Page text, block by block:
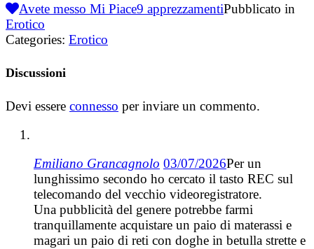
Avete messo Mi Piace9 apprezzamentiPubblicato in
Erotico
Categories: Erotico
Discussioni
Devi essere connesso per inviare un commento.
Emiliano Grancagnolo 03/07/2026Per un
lunghissimo secondo ho cercato il tasto REC sul
telecomando del vecchio videoregistratore.
Una pubblicità del genere potrebbe farmi
tranquillamente acquistare un paio di materassi e
magari un paio di reti con doghe in betulla strette e